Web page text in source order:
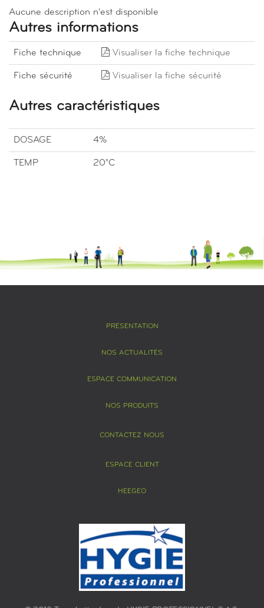
Aucune description n'est disponible
Autres informations
Fiche technique Visualiser la fiche technique
Fiche sécurité Visualiser la fiche sécurité
Autres caractéristiques
DOSAGE 4%
TEMP 20°C
PRÉSENTATION
NOS ACTUALITÉS
ESPACE COMMUNICATION
NOS PRODUITS
CONTACTEZ NOUS
ESPACE CLIENT
HEEGEO